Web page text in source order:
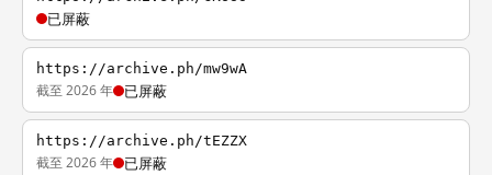
已屏蔽
https://archive.ph/mw9wA
截至 2026 年 已屏蔽
https://archive.ph/tEZZX
截至 2026 年 已屏蔽